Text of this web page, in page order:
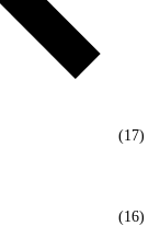
(17)
(16)